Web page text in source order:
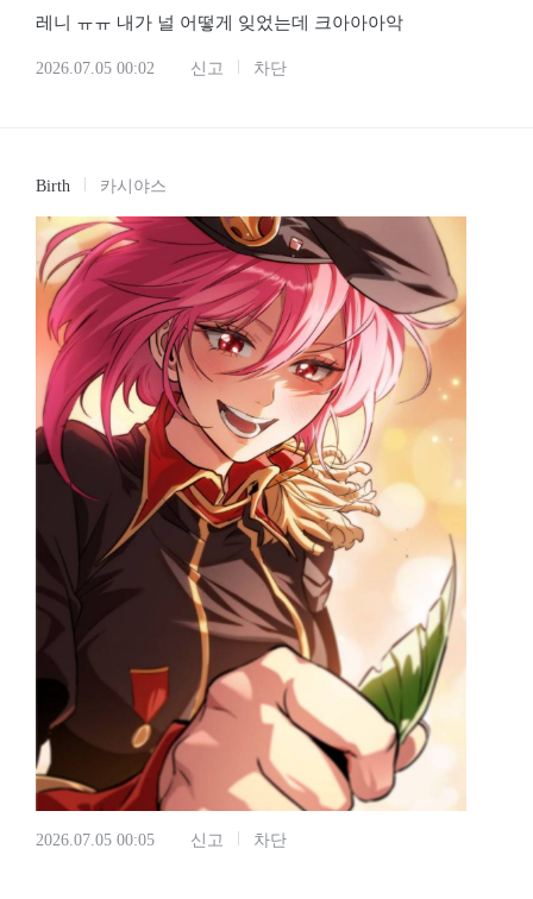
레니 ㅠㅠ 내가 널 어떻게 잊었는데 크아아아악
2026.07.05 00:02 신고 차단
Birth 카시야스
2026.07.05 00:05 신고 차단